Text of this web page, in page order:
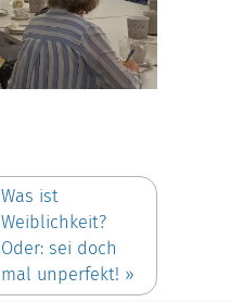
Was ist
Weiblichkeit?
Oder: sei doch
mal unperfekt! »